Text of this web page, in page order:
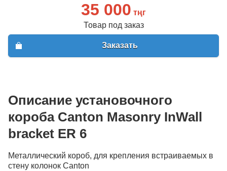
35 000 тңг
Товар под заказ
Заказать
Описание установочного
короба Canton Masonry InWall
bracket ER 6
Металлический короб, для крепления встраиваемых в
стену колонок Canton